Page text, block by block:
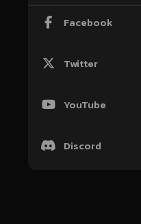
Facebook
Twitter
YouTube
Discord